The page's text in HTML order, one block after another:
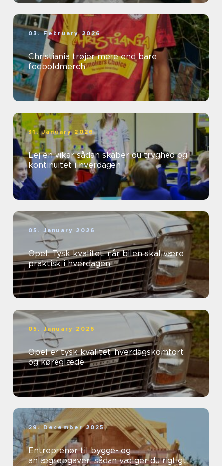
03. February 2026
Christiania trøjer mere end bare
fodboldmerch
31. January 2026
Lej en vikar sådan skaber du tryghed og
kontinuitet i hverdagen
05. January 2026
Opel: Tysk kvalitet, når bilen skal være
praktisk i hverdagen
05. January 2026
Opel er tysk kvalitet, hverdagskomfort
og køreglæde
29. December 2025
Entreprenør til bygge- og
anlægsopgaver: sådan vælger du rigtigt